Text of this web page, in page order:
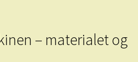
– materialet og